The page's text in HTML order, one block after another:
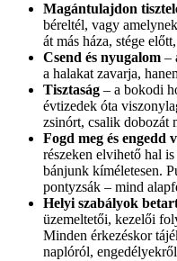
Magántulajdon
béreltél, vagy
át más háza, stége
Csend és nyugalom –
a halakat zavarja,
Tisztaság – a bokodi
évtizedek óta
zsinórt, csalik dobozát
Fogd meg és engedd
részeken elvihető hal
bánjunk kíméletesen.
pontyzsák – mind
Helyi szabályok
üzemeltetői, kezelői
Minden érkezéskor
naplóról,